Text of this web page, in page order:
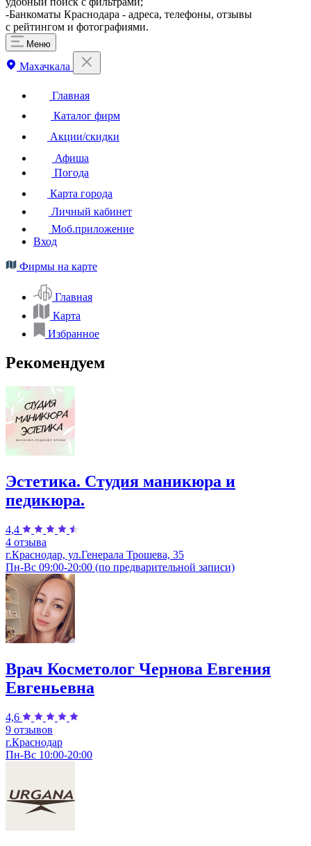
-Банкоматы Краснодара - адреса, телефоны, отзывы
с рейтингом и фотографиями.
Меню
Махачкала
Главная
Каталог фирм
Акции/скидки
Афиша
Погода
Карта города
Личный кабинет
Моб.приложение
Вход
Фирмы на карте
Главная
Карта
Избранное
Рекомендуем
Эстетика. Студия маникюра и
педикюра.
4,4
4 отзыва
г.Краснодар, ул.Генерала Трошева, 35
Пн-Вс 09:00-20:00 (по предварительной записи)
Врач Косметолог Чернова Евгения
Евгеньевна
4,6
9 отзывов
г.Краснодар
Пн-Вс 10:00-20:00